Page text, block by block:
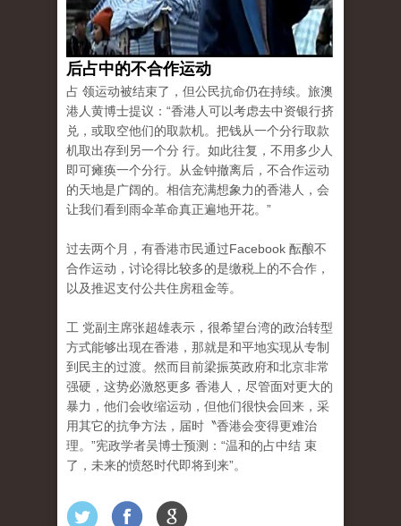
后占中的不合作运动
占 领运动被结束了，但公民抗命仍在持续。旅澳
港人黄博士提议：“香港人可以考虑去中资银行挤
兑，或取空他们的取款机。把钱从一个分行取款
机取出存到另一个分 行。如此往复，不用多少人
即可瘫痪一个分行。从金钟撤离后，不合作运动
的天地是广阔的。相信充满想象力的香港人，会
让我们看到雨伞革命真正遍地开花。”
过去两个月，有香港市民通过Facebook 酝酿不
合作运动，讨论得比较多的是缴税上的不合作 ，
以及推迟支付公共住房租金等。
工 党副主席张超雄表示，很希望台湾的政治转型
方式能够出现在香港，那就是和平地实现从专制
到民主的过渡。然而目前梁振英政府和北京非常
强硬，这势必激怒更多 香港人，尽管面对更大的
暴力，他们会收缩运动，但他们很快会回来，采
用其它的抗争方法，届时〝香港会变得更难治
理。”宪政学者吴博士预测：“温和的占中结 束
了，未来的愤怒时代即将到来”。